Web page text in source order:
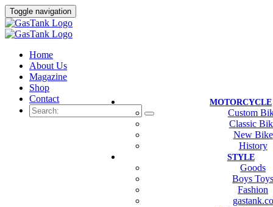
Toggle navigation
Home
About Us
Magazine
Shop
Contact
MOTORCYCLE
Custom
Classic
New Bike
History
STYLE
Goods
Boys
Fashion
gastank.co